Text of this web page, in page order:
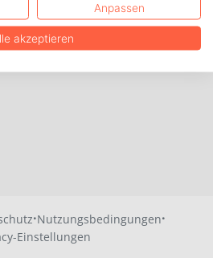
·Nutzungsbedingungen·
Einstellungen
Anpassen
akzeptieren